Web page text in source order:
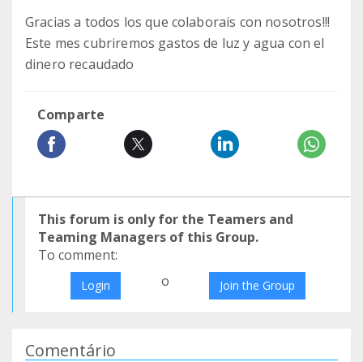
Gracias a todos los que colaborais con nosotros!!!
Este mes cubriremos gastos de luz y agua con el
dinero recaudado
Comparte
This forum is only for the Teamers and
Teaming Managers of this Group.
To comment:
Login o Join the Group
Comentário